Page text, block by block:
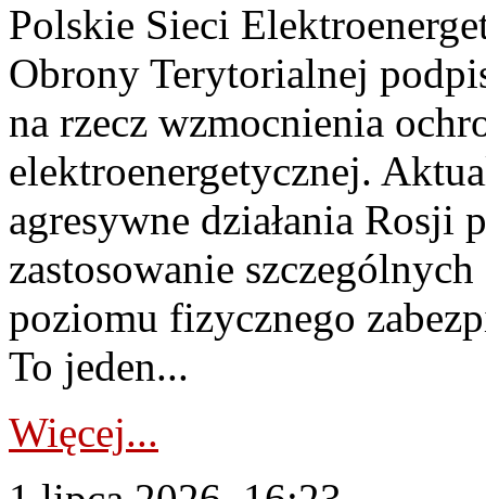
Polskie Sieci
Obrony Terytorialnej
na rzecz wzmocnienia
elektroenergetycznej.
agresywne działania Rosji
zastosowanie
poziomu fizycznego
To jeden...
Więcej...